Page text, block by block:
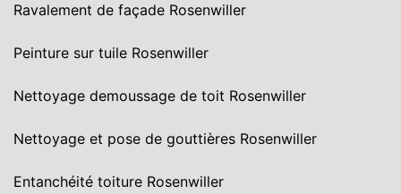
Ravalement de façade Rosenwiller
Peinture sur tuile Rosenwiller
Nettoyage demoussage de toit Rosenwiller
Nettoyage et pose de gouttières Rosenwiller
Entanchéité toiture Rosenwiller